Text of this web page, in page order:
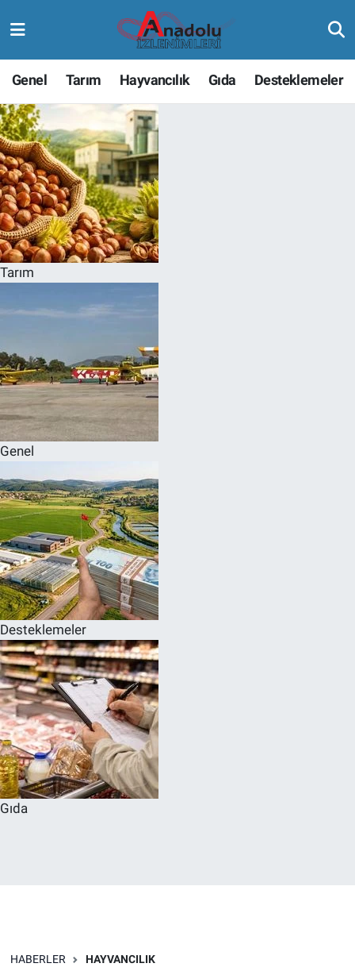
Genel Tarım Hayvancılık Gıda Desteklemeler
Tarım
Genel
Desteklemeler
Gıda
HABERLER HAYVANCILIK